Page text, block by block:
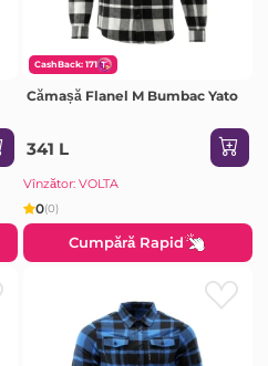
CashBack: 171
Cămașă Flanel M Bumbac Yato
341 L
Vînzător: VOLTA
0(0)
Cumpără Rapid